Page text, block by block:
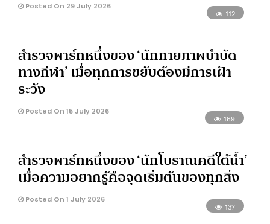
Posted On 29 July 2026
112
สำรวจพาร์ทหนึ่งของ ‘นักกายภาพบำบัด
ทางกีฬา’ เมื่อทุกการขยับต้องมีการเฝ้า
ระวัง
Posted On 15 July 2026
169
สำรวจพาร์ทหนึ่งของ ‘นักโบราณคดีใต้น้ำ’
เมื่อความอยากรู้คือจุดเริ่มต้นของทุกสิ่ง
Posted On 1 July 2026
137